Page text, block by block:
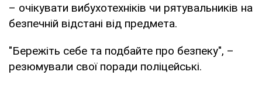
– очікувати вибухотехніків чи рятувальників на
безпечній відстані від предмета.
"Бережіть себе та подбайте про безпеку", –
резюмували свої поради поліцейські.